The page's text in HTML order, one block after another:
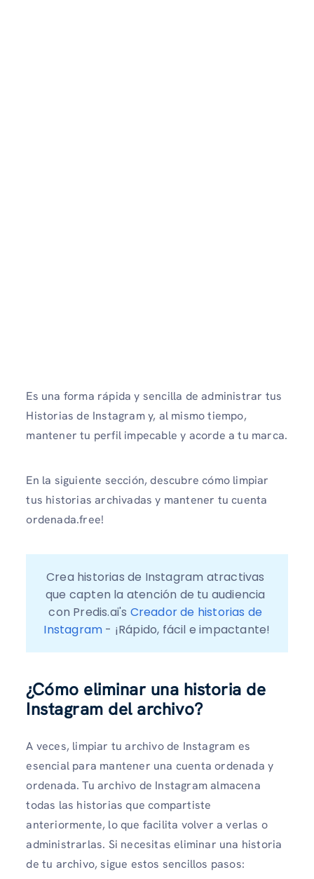
Es una forma rápida y sencilla de administrar tus
Historias de Instagram y, al mismo tiempo,
mantener tu perfil impecable y acorde a tu marca.
En la siguiente sección, descubre cómo limpiar
tus historias archivadas y mantener tu cuenta
ordenada.free!
Crea historias de Instagram atractivas
que capten la atención de tu audiencia
con Predis.ai's Creador de historias de
Instagram - ¡Rápido, fácil e impactante!
¿Cómo eliminar una historia de
Instagram del archivo?
A veces, limpiar tu archivo de Instagram es
esencial para mantener una cuenta ordenada y
ordenada. Tu archivo de Instagram almacena
todas las historias que compartiste
anteriormente, lo que facilita volver a verlas o
administrarlas. Si necesitas eliminar una historia
de tu archivo, sigue estos sencillos pasos: